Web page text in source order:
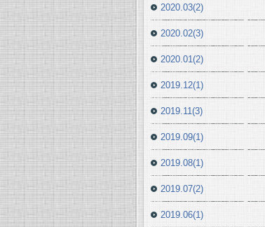
2020.03(2)
2020.02(3)
2020.01(2)
2019.12(1)
2019.11(3)
2019.09(1)
2019.08(1)
2019.07(2)
2019.06(1)